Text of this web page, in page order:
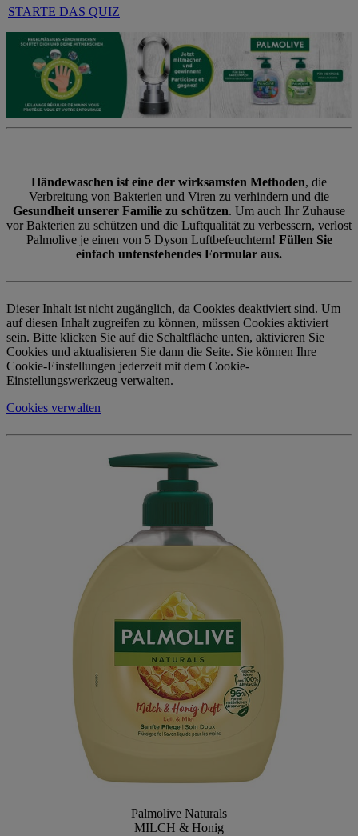
STARTE DAS QUIZ
Händewaschen ist eine der wirksamsten Methoden, die
Verbreitung von Bakterien und Viren zu verhindern und die
Gesundheit unserer Familie zu schützen. Um auch Ihr Zuhause
vor Bakterien zu schützen und die Luftqualität zu verbessern, verlost
Palmolive je einen von 5 Dyson Luftbefeuchtern! Füllen Sie
einfach untenstehendes Formular aus.
Dieser Inhalt ist nicht zugänglich, da Cookies deaktiviert sind. Um
auf diesen Inhalt zugreifen zu können, müssen Cookies aktiviert
sein. Bitte klicken Sie auf die Schaltfläche unten, aktivieren Sie
Cookies und aktualisieren Sie dann die Seite. Sie können Ihre
Cookie-Einstellungen jederzeit mit dem Cookie-
Einstellungswerkzeug verwalten.
Cookies verwalten
Palmolive Naturals
MILCH & Honig